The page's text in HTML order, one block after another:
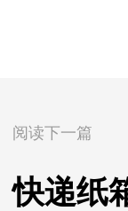
阅读下一篇
快递纸